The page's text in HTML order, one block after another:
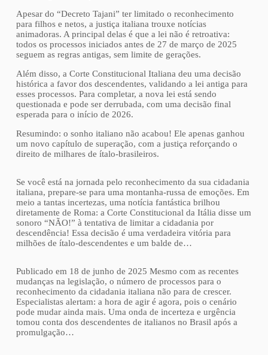
Apesar do “Decreto Tajani” ter limitado o reconhecimento
para filhos e netos, a justiça italiana trouxe notícias
animadoras. A principal delas é que a lei não é retroativa:
todos os processos iniciados antes de 27 de março de 2025
seguem as regras antigas, sem limite de gerações.
Além disso, a Corte Constitucional Italiana deu uma decisão
histórica a favor dos descendentes, validando a lei antiga para
esses processos. Para completar, a nova lei está sendo
questionada e pode ser derrubada, com uma decisão final
esperada para o início de 2026.
Resumindo: o sonho italiano não acabou! Ele apenas ganhou
um novo capítulo de superação, com a justiça reforçando o
direito de milhares de ítalo-brasileiros.
Se você está na jornada pelo reconhecimento da sua cidadania
italiana, prepare-se para uma montanha-russa de emoções. Em
meio a tantas incertezas, uma notícia fantástica brilhou
diretamente de Roma: a Corte Constitucional da Itália disse um
sonoro “NÃO!” à tentativa de limitar a cidadania por
descendência! Essa decisão é uma verdadeira vitória para
milhões de ítalo-descendentes e um balde de…
Publicado em 18 de junho de 2025 Mesmo com as recentes
mudanças na legislação, o número de processos para o
reconhecimento da cidadania italiana não para de crescer.
Especialistas alertam: a hora de agir é agora, pois o cenário
pode mudar ainda mais. Uma onda de incerteza e urgência
tomou conta dos descendentes de italianos no Brasil após a
promulgação…